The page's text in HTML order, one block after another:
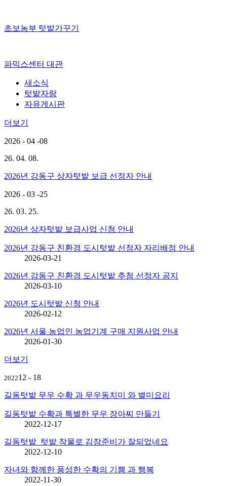
초보농부 텃밭가꾸기
파믹스센터 대관
새소식
텃밭자랑
자유게시판
더보기
2026 - 04 -08
26. 04. 08.
2026년 강동구 상자텃밭 보급 선정자 안내
2026 - 03 -25
26. 03. 25.
2026년 상자텃밭 보급사업 신청 안내
2026년 강동구 친환경 도시텃밭 선정자 자리배정 안내
2026-03-21
2026년 강동구 친환경 도시텃밭 추첨 선정자 공지
2026-03-10
2026년 도시텃밭 신청 안내
2026-02-12
2026년 서울 농업인 농업기계 구매 지원사업 안내
2026-01-30
더보기
202212 - 18
길동텃밭 무우 수확 과 무우동치미 와 별미요리
길동텃밭 수확과 특별한 무우 장아찌 만들기
2022-12-17
길동텃밭_텃밭 작물로 김장준비가 잘되었네요
2022-12-10
자녀와 함께한 풍성한 수확의 기쁨 과 행복
2022-11-30